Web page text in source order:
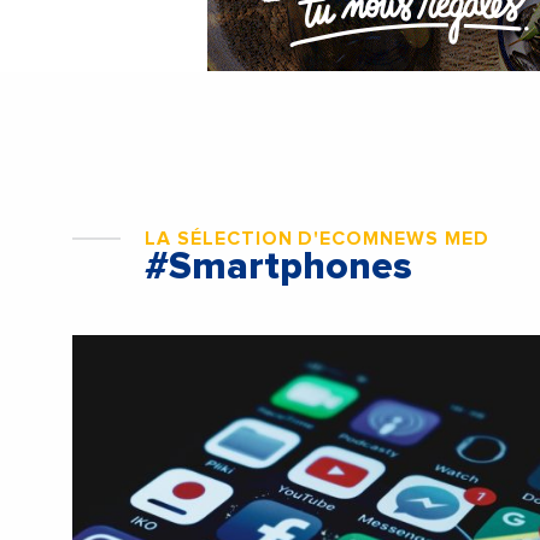
LA SÉLECTION D'ECOMNEWS MED
#Smartphones